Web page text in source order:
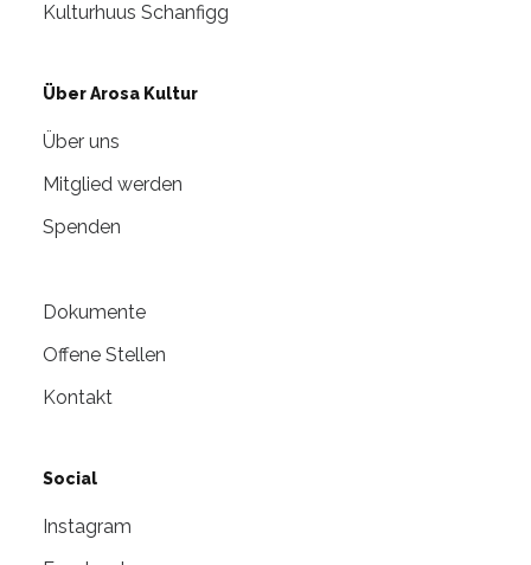
Kulturhuus Schanfigg
Über Arosa Kultur
Über uns
Mitglied werden
Spenden
Dokumente
Offene Stellen
Kontakt
Social
Instagram